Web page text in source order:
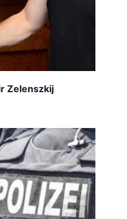
Zelenszkij